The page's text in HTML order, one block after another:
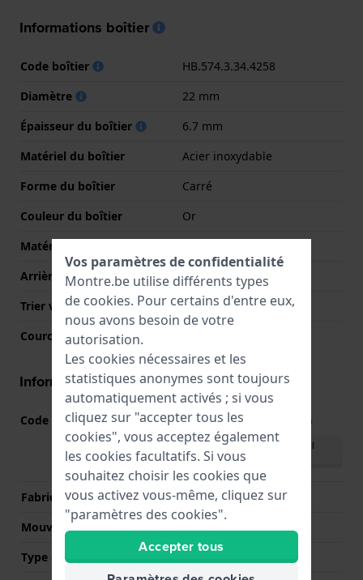
Informations boîtier
Code boîtier
HB.574.3.34.4258
Diamètre
22 mm
Épaisseur du boîtier
6.7 mm
Matériel du boîtier
Acier inoxydable
Forme du boîtier
Carré
Couleur du boîtier
Or
Matériau du boîtier arrière
Arrière de Boitier
Couvercle à pression
Trier verre
Minéral
Couronne
Informations mouvement
Code Mouvement VX10(Voir les spécifications )
Télécharger le manuel
(English)
Fabricant de mouvement
Seiko Instruments Inc.
Mouvement suisse
Non
Type d'affichage
Vos paramètres de confidentialité
Montre.be utilise différents types
de cookies. Pour certains d'entre eux,
nous avons besoin de votre
autorisation.
Les cookies nécessaires et les
statistiques anonymes sont toujours
automatiquement activés ; si vous
cliquez sur "accepter tous les
cookies", vous acceptez également
les cookies facultatifs. Si vous
souhaitez choisir les cookies que
vous activez vous-même, cliquez sur
"paramètres des cookies".
Accepter tous